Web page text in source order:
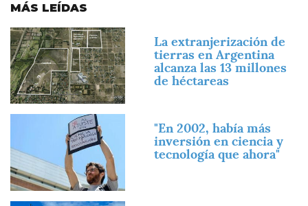
MÁS LEÍDAS
Imagen
La extranjerización de
tierras en Argentina
alcanza las 13 millones
de héctareas
"En 2002, había más
inversión en ciencia y
tecnología que ahora"